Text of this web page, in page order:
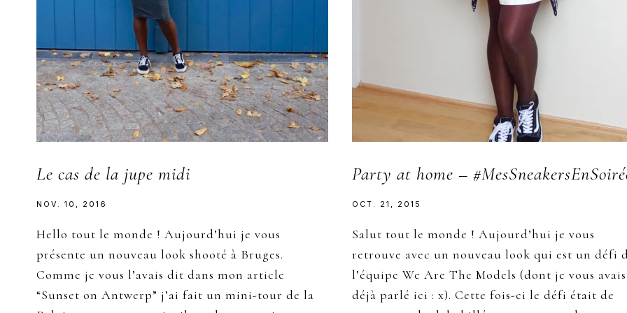
Le cas de la jupe midi
NOV. 10, 2016
Hello tout le monde ! Aujourd’hui je vous
présente un nouveau look shooté à Bruges.
Comme je vous l’avais dit dans mon article
“Sunset on Antwerp” j’ai fait un mini-tour de la
Party at home –
OCT. 21, 2015
Salut tout le monde ! Aujourd’hui je vous
retrouve avec un nouveau look qui est un défi
l’équipe We Are The Models (dont je vous avais
déjà parlé ici : x). Cette fois-ci le défi était de